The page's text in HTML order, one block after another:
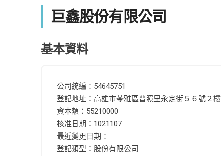
巨鑫股份有限公司
基本資料
公司統編：54645751
登記地址：高雄市苓雅區普照里永定街５６號２樓
資本額：55210000
核准日期：1021107
最近變更日期：
登記類型：股份有限公司